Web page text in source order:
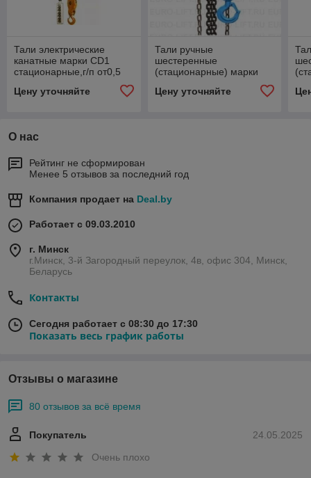
Тали электрические
канатные марки CD1
стационарные,г/п от0,5
подъёма 6 метров
Цену уточняйте
Тали ручные
шестеренные
(стационарные) марки
ТВ, г/п от 0,5 до 10,0 тн,
высота подъема 3 метра
Цену уточняйте
О нас
Рейтинг не сформирован
Менее 5 отзывов за последний год
Компания продает на Deal.by
Работает с 09.03.2010
г. Минск
г.Минск, 3-й Загородный переулок, 4в, офис 304, Минск,
Беларусь
Контакты
Сегодня работает с 08:30 до 17:30
Показать весь график работы
Отзывы о магазине
80 отзывов за всё время
24.05.2025
Покупатель
Очень плохо